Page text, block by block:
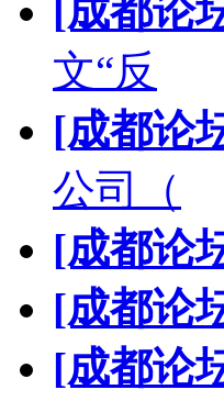
[成都论
文“反
[成都论
公司（
[成都论
[成都论
[成都论